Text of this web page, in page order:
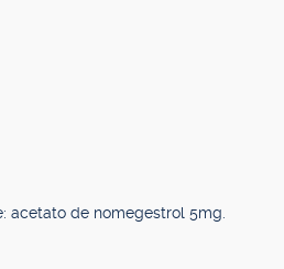
acetato de nomegestrol 5mg.